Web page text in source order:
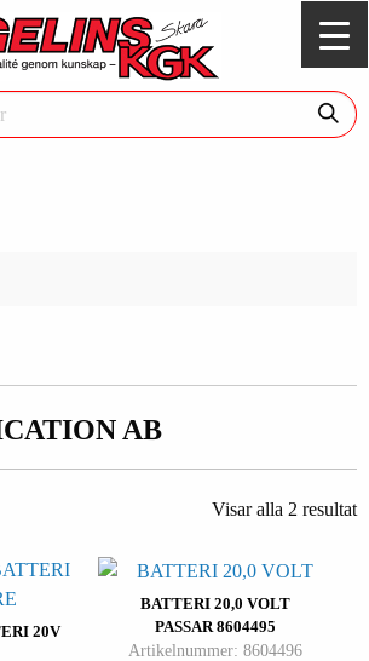
AB
Visar alla 2 resultat
20V
BATTERI 20,0 VOLT
PASSAR 8604495
Artikelnummer: 8604496